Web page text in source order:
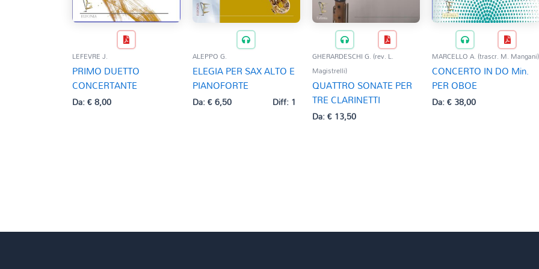
LEFEVRE J.
PRIMO DUETTO
CONCERTANTE
Da:€8,00
ALEPPO G.
ELEGIA PER SAX ALTO E
PIANOFORTE
Da:€6,50 Diff: 1
GHERARDESCHI G. (rev. L.
Magistrelli)
QUATTRO SONATE PER
TRE CLARINETTI
Da:€13,50
MARCELLO A. (trascr. M. Mangani)
CONCERTO IN DO Min.
PER OBOE
Da:€38,00